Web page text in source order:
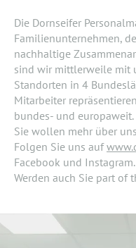
Die Dornseifer
Familienunternehmen,
nachhaltige
sind wir mittlerweile mit
Standorten in 4
Mitarbeiter
bundes- und europaweit.
Sie wollen mehr über
Folgen Sie uns auf
Facebook und Instagram.
Werden auch Sie part of